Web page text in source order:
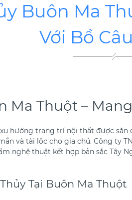
Buôn Ma
Với Bồ
Ma Thuột –
hướng trang trí nội thất được săn
và tài lộc cho gia chủ. Công ty
nghệ thuật kết hợp bản sắc Tây
Tại Buôn Ma Thuột